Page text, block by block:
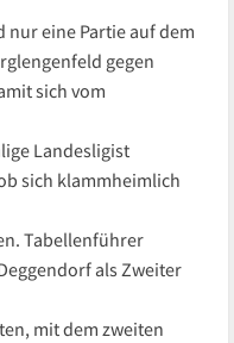
nur eine Partie auf dem
gegen
sich vom
Landesligist
sich klammheimlich
Tabellenführer
als Zweiter
mit dem zweiten